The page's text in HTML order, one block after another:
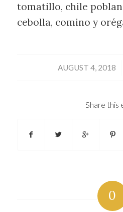
tomatillo, chile
cebolla, comino y
AUGUST 4, 2018
/
Share this
0